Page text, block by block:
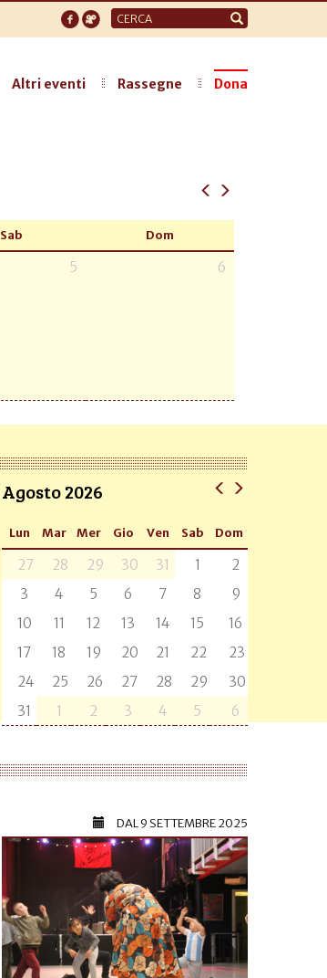
Form
di
Altri eventi Rassegne Dona
Sab Dom
5 6
Agosto 2026
Lun Mar Mer Gio Ven Sab Dom
27 28 29 30 31 1
2
3
4 5 6 7 8
9
10
11 12 13 14 15
16
17
18 19 20 21 22
23
24
25 26 27 28 29
30
31
1 2 3 4 5 6
DAL9 SETTEMBRE 2025